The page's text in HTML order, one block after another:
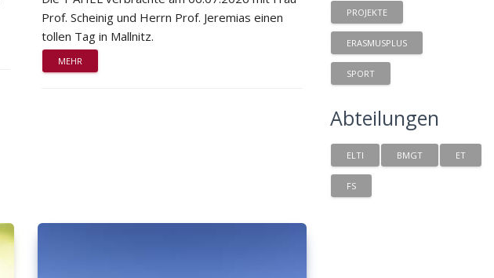
Prof. Scheinig und Herrn Prof. Jeremias einen
tollen Tag in Mallnitz.
MEHR
PROJEKTE
ERASMUSPLUS
SPORT
Abteilungen
ELTI BMGT ET
FS